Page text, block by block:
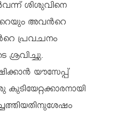
ശിശുവിനെ
അവന്‍റെ
പ്രവചനം
ശ്രവിച്ചു.
യൗസേപ്പ്